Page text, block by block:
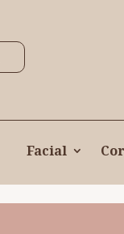
Facial